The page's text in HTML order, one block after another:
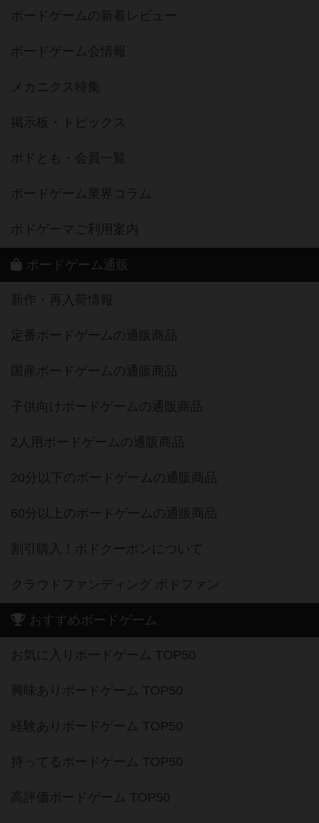
ボードゲームの新着レビュー
ボードゲーム会情報
メカニクス特集
掲示板・トピックス
ボドとも・会員一覧
ボードゲーム業界コラム
ボドゲーマご利用案内
ボードゲーム通販
新作・再入荷情報
定番ボードゲームの通販商品
国産ボードゲームの通販商品
子供向けボードゲームの通販商品
2人用ボードゲームの通販商品
20分以下のボードゲームの通販商品
60分以上のボードゲームの通販商品
割引購入！ボドクーポンについて
クラウドファンディング ボドファン
おすすめボードゲーム
お気に入りボードゲーム TOP50
興味ありボードゲーム TOP50
経験ありボードゲーム TOP50
持ってるボードゲーム TOP50
高評価ボードゲーム TOP50